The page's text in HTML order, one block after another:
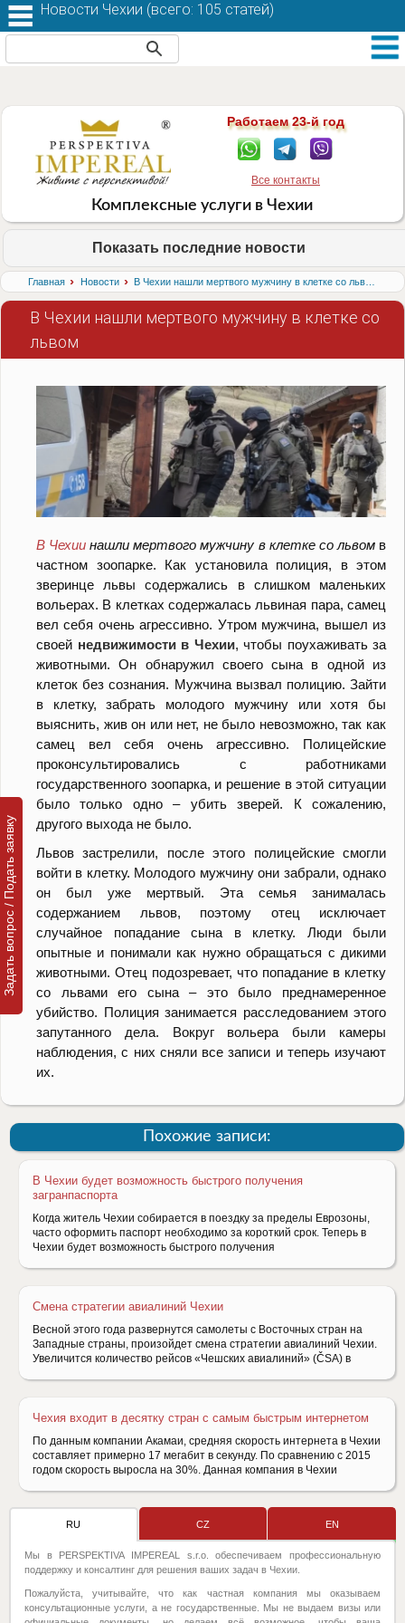
Работаем 23-й год
Все контакты
Комплексные услуги в Чехии
Показать последние новости
Главная › Новости ›
В Чехии нашли мертвого мужчину в клетке со
львом
В Чехии нашли мертвого мужчину в клетке со львомв
частном зоопарке. Как установила полиция, в этом
зверинце львы содержались в слишком маленьких
вольерах. В клетках содержалась львиная пара, самец
вел себя очень агрессивно. Утром мужчина, вышел из
своей недвижимости в Чехии, чтобы поухаживать за
животными. Он обнаружил своего сына в одной из
клеток без сознания. Мужчина вызвал полицию. Зайти
в клетку, забрать молодого мужчину или хотя бы
выяснить, жив он или нет, не было невозможно, так как
самец вел себя очень агрессивно. Полицейские
проконсультировались с работниками
государственного зоопарка, и решение в этой ситуации
было только одно – убить зверей. К сожалению,
другого выхода не было.
Львов застрелили, после этого полицейские смогли
войти в клетку. Молодого мужчину они забрали, однако
он был уже мертвый. Эта семья занималась
содержанием львов, поэтому отец исключает
случайное попадание сына в клетку. Люди были
опытные и понимали как нужно обращаться с дикими
животными. Отец подозревает, что попадание в клетку
со львами его сына – это было преднамеренное
убийство. Полиция занимается расследованием этого
запутанного дела. Вокруг вольера были камеры
наблюдения, с них сняли все записи и теперь изучают
их.
Похожие записи:
В Чехии будет возможность быстрого получения
загранпаспорта
Когда житель Чехии собирается в поездку за пределы Еврозоны,
часто оформить паспорт необходимо за короткий срок. Теперь в
Чехии будет возможность быстрого получения
Смена стратегии авиалиний Чехии
Весной этого года развернутся самолеты с Восточных стран на
Западные страны, произойдет смена стратегии авиалиний Чехии.
Увеличится количество рейсов «Чешских авиалиний» (ČSA) в
Чехия входит в десятку стран с самым быстрым интернетом
По данным компании Акамаи, средняя скорость интернета в Чехии
составляет примерно 17 мегабит в секунду. По сравнению с 2015
годом скорость выросла на 30%. Данная компания в Чехии
Новости Чехии (всего: 105 статей)
Задать вопрос / Подать заявку
RU CZ EN
Мы в PERSPEKTIVA IMPEREAL s.r.o. обеспечиваем профессиональную
поддержку и консалтинг для решения ваших задач в Чехии.
Пожалуйста, учитывайте, что как частная компания мы оказываем
консультационные услуги, а не государственные. Мы не выдаем визы или